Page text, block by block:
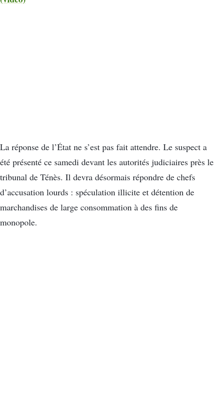
La réponse de l’État ne s’est pas fait attendre. Le suspect a
été présenté ce samedi devant les autorités judiciaires près le
tribunal de Ténès. Il devra désormais répondre de chefs
d’accusation lourds : spéculation illicite et détention de
marchandises de large consommation à des fins de
monopole.